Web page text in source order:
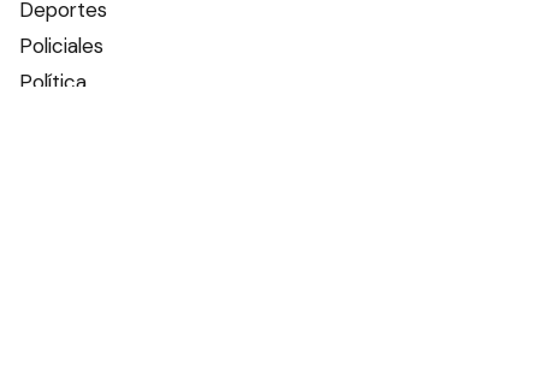
Deportes
Policiales
Política